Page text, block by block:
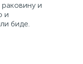
и
и
биде.